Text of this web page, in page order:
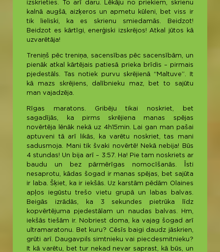
izskrieties. To arī daru. Lēkāju no priekiem, skrienu
kalnā augšā, aizķeros un apmetu kūleni, bet viss ir
tik lieliski, ka es skrienu smiedamās. Beidzot!
Beidzot es kārtīgi, enerģiski izskrējos! Atkal jūtos kā
uzvarētāja!
Treniņš pēc treniņa, sacensības pēc sacensībām, un
pienāk atkal kārtējais patiesā prieka brīdis – pirmais
pjedestāls. Tas notiek purvu skrējienā “Maltuve”. It
kā mazs skrējiens, dalībnieku maz, bet to sajūtu
man vajadzēja.
Rīgas maratons. Gribēju tikai noskriet, bet
sagadījās, ka pirms skrējiena manas spējas
novērtēja lēnāk nekā uz 4h15min. Lai gan man pašai
aptuveni tā arī likās, ka varētu noskriet, tas mani
sadusmoja. Mani tik švaki novērtē! Nekā nebija! Būs
4 stundas! Un bija arī – 3:57. Ha! Pie tam noskriets ar
baudu un bez pārmērīgas nomocīšanās. Īsti
nesaprotu, kādas šogad ir manas spējas, bet sajūta
ir laba. Šķiet, ka ir iekšās. Uz karstām pēdām Olaines
apļos iegūstu trešo vietu grupā un labas balvas.
Beigās izrādās, ka 3 sekundes pietrūka līdz
kopvērtējuma pjedestālam un naudas balvas. Hm,
iekšās tiešām ir. Nobriest doma, ka vajag šogad arī
ultramaratonu. Bet kuru? Cēsīs baigi daudz jāskrien,
grūti arī. Daugavpils simtnieku vai piecdesmitnieku?
It kā varētu, bet tur nekad nevar saprast, kā būs, un